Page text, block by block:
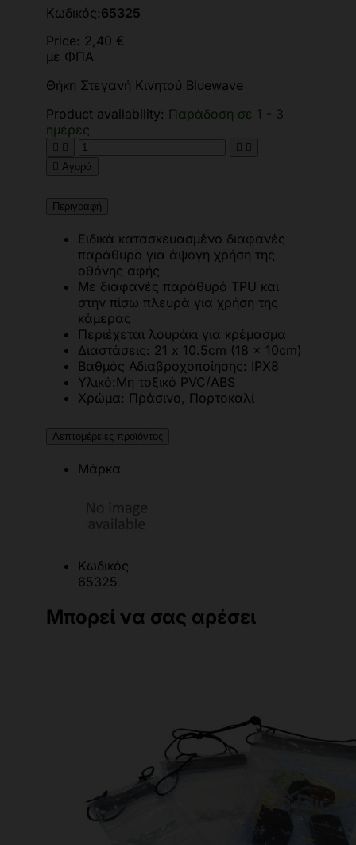
Κωδικός:65325
Price: 2,40 €
με ΦΠΑ
Θήκη Στεγανή Κινητού Bluewave
Product availability: Παράδοση σε 1 - 3
ημέρες
   
 Αγορά
Περιγραφή
Ειδικά κατασκευασμένο διαφανές
παράθυρο για άψογη χρήση της
οθόνης αφής
Με διαφανές παράθυρό TPU και
στην πίσω πλευρά για χρήση της
κάμερας
Περιέχεται λουράκι για κρέμασμα
Διαστάσεις: 21 x 10.5cm (18 x 10cm)
Βαθμός Αδιαβροχοποίησης: IPX8
Υλικό:Μη τοξικό PVC/ABS
Χρώμα: Πράσινο, Πορτοκαλί
Λεπτομέρειες προϊόντος
Μάρκα
Κωδικός
65325
Μπορεί να σας αρέσει